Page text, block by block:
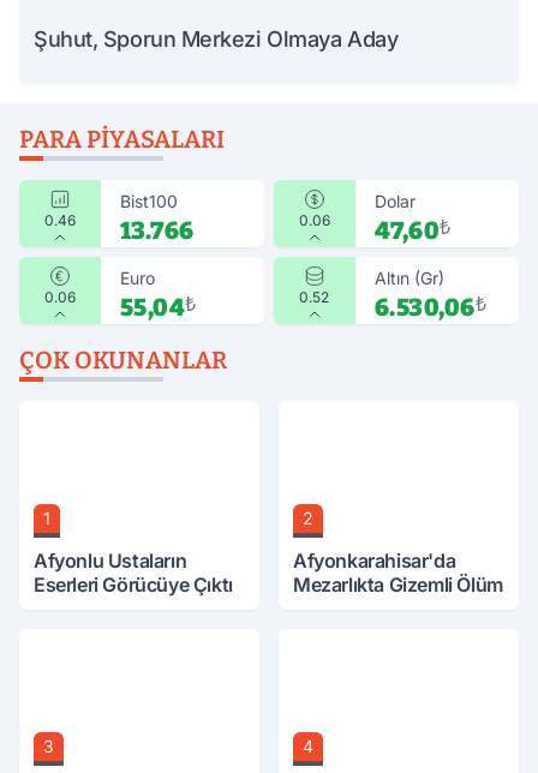
Şuhut, Sporun Merkezi Olmaya Aday
PARA PIYASALARI
0.46
Bist100
13.766 0.06
Dolar
47,60₺
0.06
Euro
55,04₺ 0.52
Altın (Gr)
6.530,06₺
ÇOK OKUNANLAR
1
Afyonlu Ustaların
Eserleri Görücüye Çıktı
2
Afyonkarahisar'da
Mezarlıkta Gizemli Ölüm
3 4